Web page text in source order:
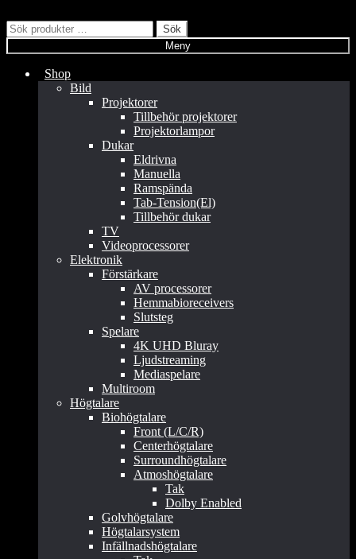
till
innehåll
Hoppa
till
navigering
Hoppa
till
innehåll
Sök
efter:
Sök
Meny
Shop
Bild
Projektorer
Tillbehör projektorer
Projektorlampor
Dukar
Eldrivna
Manuella
Ramspända
Tab-Tension(El)
Tillbehör dukar
TV
Videoprocessorer
Elektronik
Förstärkare
AV processorer
Hemmabioreceivers
Slutsteg
Spelare
4K UHD Bluray
Ljudstreaming
Mediaspelare
Multiroom
Högtalare
Biohögtalare
Front (L/C/R)
Centerhögtalare
Surroundhögtalare
Atmoshögtalare
Tak
Dolby Enabled
Golvhögtalare
Högtalarsystem
Infällnadshögtalare